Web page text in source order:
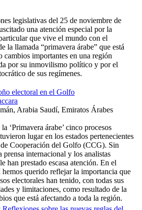
legislativas del 25 de noviembre de
una atención especial por la
que vive el mundo con el
la llamada “primavera árabe” que está
cambios importantes en una región
por su inmovilismo político y por el
de sus regímenes.
electoral en el Golfo
Arabia Saudí, Emiratos Árabes
‘Primavera árabe’ cinco procesos
lugar en los estados pertenecientes
Cooperación del Golfo (CCG). Sin
prensa internacional y los analistas
han prestado escasa atención. En el
querido reflejar la importancia que
electorales han tenido, con todas sus
y limitaciones, como resultado de la
que está afectando a toda la región.